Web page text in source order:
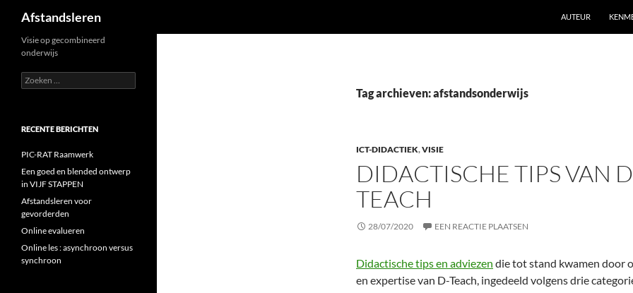
inhoud
Afstandsleren AUTEUR
Tag archieven: afstandsonderwijs
ICT-DIDACTIEK,VISIE
DIDACTISCHE TIPS VAN
TEACH
28/07/2020 EEN REACTIE PLAATSEN
Didactische tips en adviezen die tot stand kwamen door
en expertise van D-Teach, ingedeeld volgens drie
Visie op gecombineerd
onderwijs
Zoeken
naar:
RECENTE BERICHTEN
PIC-RAT Raamwerk
Een goed en blended ontwerp
in VIJF STAPPEN
Afstandsleren voor
gevorderden
Online evalueren
Online les : asynchroon versus
synchroon